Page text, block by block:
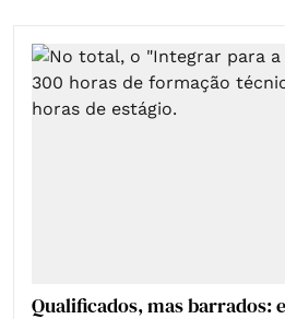
Qualificados, mas barrados: